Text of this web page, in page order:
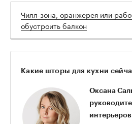
Чилл-зона, оранжерея или
обустроить балкон
Какие шторы для кухни
Оксана